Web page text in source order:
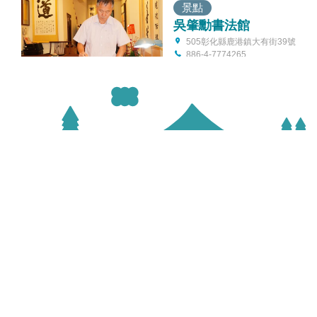
景點
吳肇勳書法館
505彰化縣鹿港鎮大有街39號
886-4-7774265